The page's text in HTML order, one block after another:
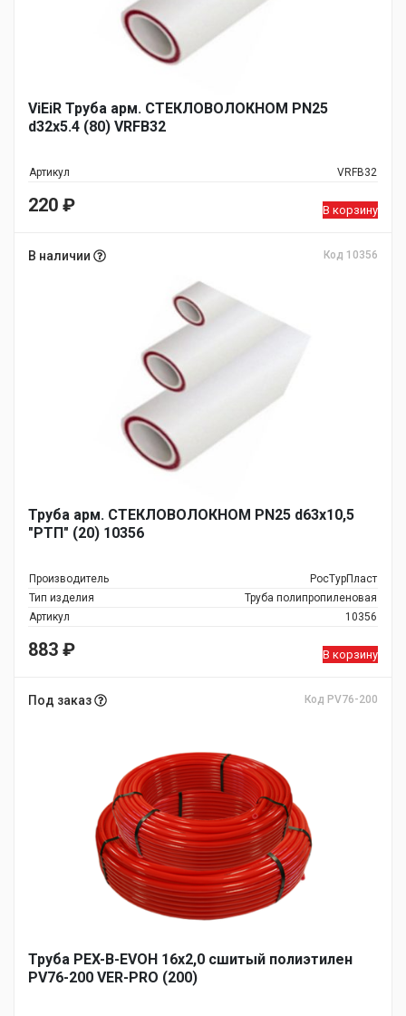
ViEiR Труба арм. СТЕКЛОВОЛОКНОМ PN25
d32х5.4 (80) VRFB32
Артикул VRFB32
220 ₽ В корзину
В наличии Код 10356
Труба арм. СТЕКЛОВОЛОКНОМ PN25 d63х10,5
"РТП" (20) 10356
Производитель
РосТурПласт
Тип изделия
Труба полипропиленовая
Артикул
10356
883 ₽ В корзину
Под заказ Код PV76-200
Труба PEX-B-EVOH 16х2,0 сшитый полиэтилен
PV76-200 VER-PRO (200)